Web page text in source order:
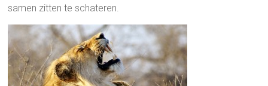
samen zitten te schateren.